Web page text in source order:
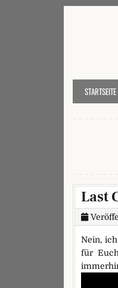
STARTSEITE
Last
Nein,
für